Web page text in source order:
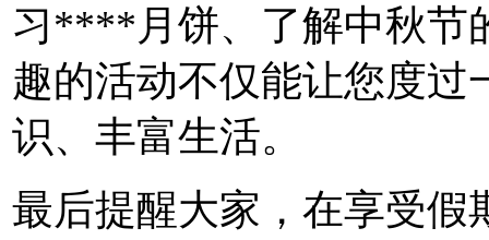
习****月饼、了解中秋节
趣的活动不仅能让您度过
识、丰富生活。
最后提醒大家，在享受假